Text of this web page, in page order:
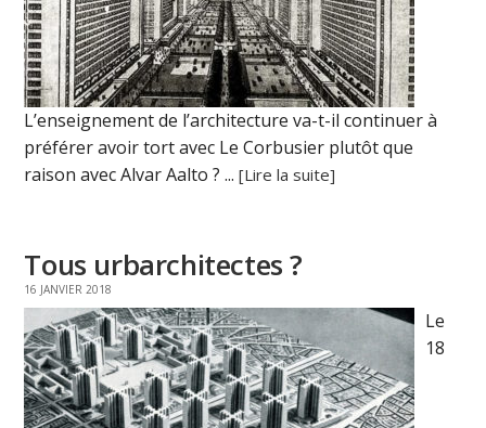
L’enseignement de l’architecture va-t-il continuer à
préférer avoir tort avec Le Corbusier plutôt que
raison avec Alvar Aalto ? ...[Lire la suite]
Tous urbarchitectes ?
16 JANVIER 2018
Le
18